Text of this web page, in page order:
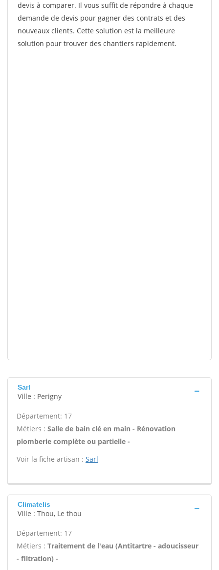
devis à comparer. Il vous suffit de répondre à chaque
demande de devis pour gagner des contrats et des
nouveaux clients. Cette solution est la meilleure
solution pour trouver des chantiers rapidement.
Sarl
Ville : Perigny
Département: 17
Métiers : Salle de bain clé en main - Rénovation
plomberie complète ou partielle -
Voir la fiche artisan : Sarl
Climatelis
Ville : Thou, Le thou
Département: 17
Métiers : Traitement de l'eau (Antitartre - adoucisseur
- filtration) -